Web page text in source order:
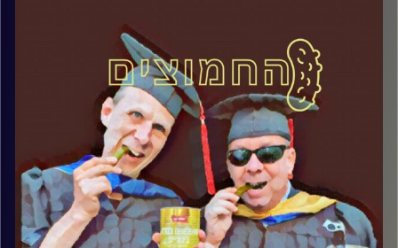
קרדיט תמונות:AudioVersity